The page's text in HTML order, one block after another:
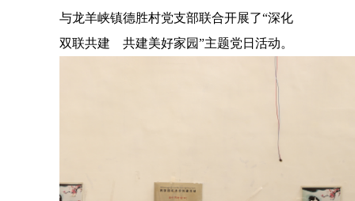
与龙羊峡镇德胜村党支部联合开展了“深化
双联共建 共建美好家园”主题党日活动。